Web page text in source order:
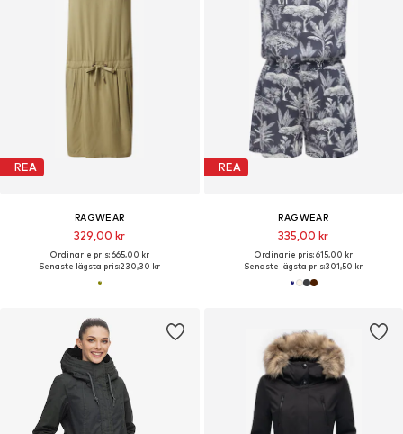
REA
RAGWEAR
329,00 kr
Ordinarie pris: 665,00 kr
Senaste lägsta pris:230,30 kr
REA
RAGWEAR
335,00 kr
Ordinarie pris: 615,00 kr
Senaste lägsta pris:301,50 kr